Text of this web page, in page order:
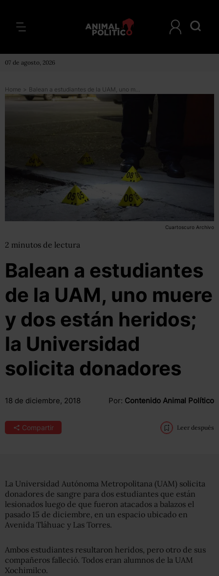
07 de agosto, 2026
Home > Balean a estudiantes de la UAM, uno muere y dos están heridos; la Universidad solicita donadores
Cuartoscuro Archivo
2 minutos de lectura
Balean a estudiantes
de la UAM, uno muere
y dos están heridos;
la Universidad
solicita donadores
18 de diciembre, 2018 Por: Contenido Animal Político
Compartir Leer después
La Universidad Autónoma Metropolitana (UAM) solicita
donadores de sangre para dos estudiantes que están
lesionados luego de que fueron atacados a balazos el
pasado 15 de diciembre, en un espacio ubicado en
Avenida Tláhuac y Las Torres.
Ambos estudiantes resultaron heridos, pero otro de sus
compañeros falleció. Todos eran alumnos de la UAM
Xochimilco.